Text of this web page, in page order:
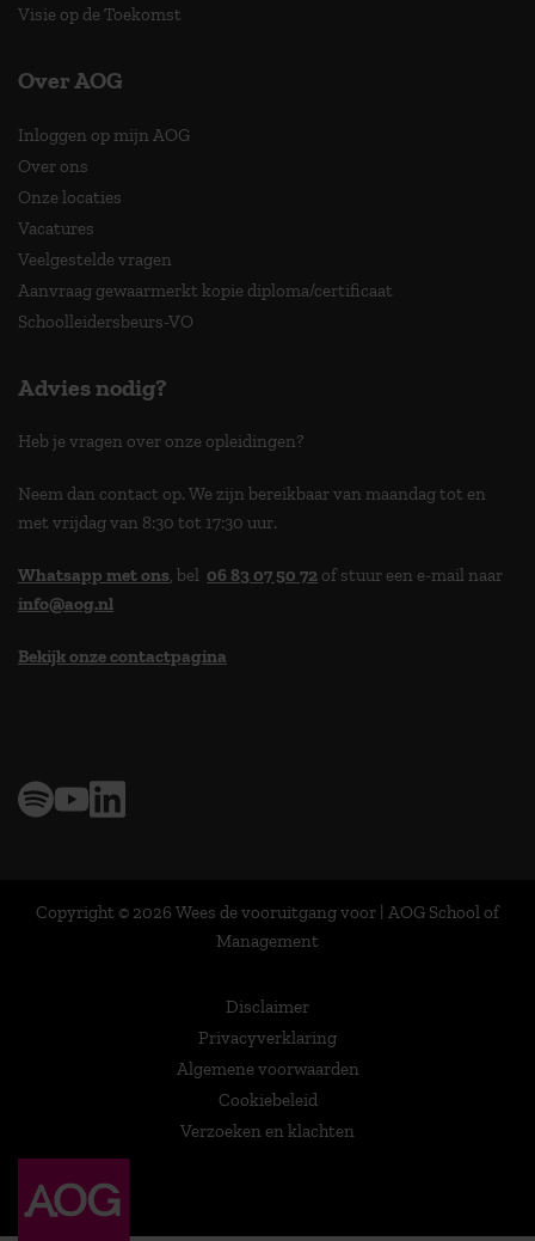
Visie op de Toekomst
Over AOG
Inloggen op mijn AOG
Over ons
Onze locaties
Vacatures
Veelgestelde vragen
Aanvraag gewaarmerkt kopie diploma/certificaat
Schoolleidersbeurs-VO
Advies nodig?
Heb je vragen over onze opleidingen?
Neem dan contact op. We zijn bereikbaar van maandag tot en
met vrijdag van 8:30 tot 17:30 uur.
Whatsapp met ons, bel 06 83 07 50 72 of stuur een e-mail naar
info@aog.nl
Bekijk onze contactpagina
Copyright © 2026 Wees de vooruitgang voor | AOG School of
Management
Disclaimer
Privacyverklaring
Algemene voorwaarden
Cookiebeleid
Verzoeken en klachten